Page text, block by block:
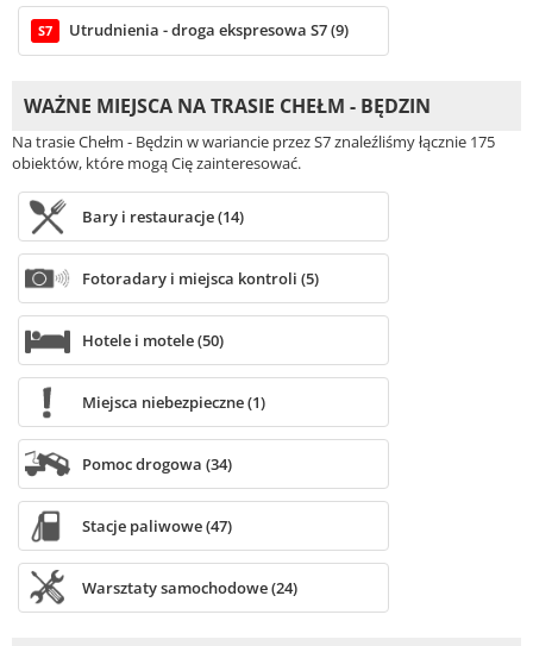
S7 Utrudnienia - droga ekspresowa S7 (9)
WAŻNE MIEJSCA NA TRASIE CHEŁM - BĘDZIN
Na trasie Chełm - Będzin w wariancie przez S7 znaleźliśmy łącznie 175
obiektów, które mogą Cię zainteresować.
Bary i restauracje (14)
Fotoradary i miejsca kontroli (5)
Hotele i motele (50)
Miejsca niebezpieczne (1)
Pomoc drogowa (34)
Stacje paliwowe (47)
Warsztaty samochodowe (24)